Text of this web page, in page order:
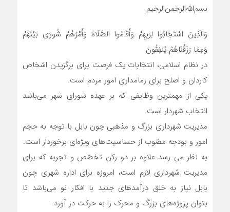
بسم‌الله‌الرحمن‌الرحیم
وَالَذِینَ اسْتَجَابُوا لِرَبِهِمْ وَأَقَامُوا الصَّلَاهَ وَأَمْرُهُمْ شُورَى بَیْنَهُمْ
وَمِمَا رَزَقْنَاهُمْ یُنفِقُونَ
در نظام اسلامی، انتخابات یک فرصت برای برگزیدن اشخاص
کاردان و اصلح برای زمامداری امور مردم است.
یکی از مهمترین وظایفی که بر عهده شورای شهر می‌باشد
انتخاب شهردار است.
مدیریت شهرداری بزرگ و مذهبی چون بابل با توجه به حجم
امور و بودجه مصّوب از حساسیت‌های ویژه‌ای برخوردار است.
به نظر می رسد علاوه بر دو رکن تخصّص و تجربه که برای
مدیریت شهرداری لازم است، امروزه برای اداره شهری چون
بابل نیاز به خلق درآمدهای جدید با افکار نو می‌باشد تا
بتوان پروژه‌های بزرگ و محرک را به حرکت در آورد.